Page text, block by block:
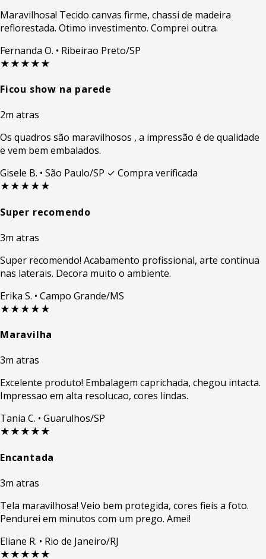
Maravilhosa! Tecido canvas firme, chassi de madeira
reflorestada. Otimo investimento. Comprei outra.
Fernanda O. • Ribeirao Preto/SP
★★★★★
Ficou show na parede
2m atras
Os quadros são maravilhosos , a impressão é de qualidade
e vem bem embalados.
Gisele B. • São Paulo/SP ✓ Compra verificada
★★★★★
Super recomendo
3m atras
Super recomendo! Acabamento profissional, arte continua
nas laterais. Decora muito o ambiente.
Erika S. • Campo Grande/MS
★★★★★
Maravilha
3m atras
Excelente produto! Embalagem caprichada, chegou intacta.
Impressao em alta resolucao, cores lindas.
Tania C. • Guarulhos/SP
★★★★★
Encantada
3m atras
Tela maravilhosa! Veio bem protegida, cores fieis a foto.
Pendurei em minutos com um prego. Amei!
Eliane R. • Rio de Janeiro/RJ
★★★★★